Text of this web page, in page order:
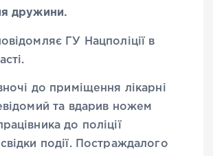
дружини.
ГУ Нацполіції в
до приміщення лікарні
та вдарив ножем
до поліції
події. Постраждалого